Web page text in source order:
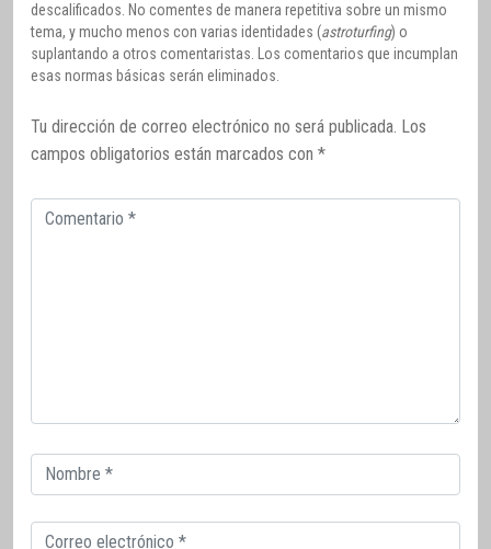
descalificados. No comentes de manera repetitiva sobre un mismo
tema, y mucho menos con varias identidades (astroturfing) o
suplantando a otros comentaristas. Los comentarios que incumplan
esas normas básicas serán eliminados.
Tu dirección de correo electrónico no será publicada. Los
campos obligatorios están marcados con *
Comentario
Correo
electrónico
Correo